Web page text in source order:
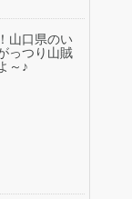
山口県のい
っつり山賊
～♪